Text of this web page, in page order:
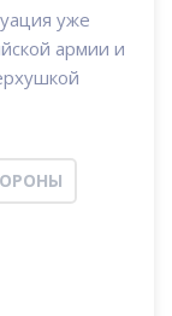
уже
армии и